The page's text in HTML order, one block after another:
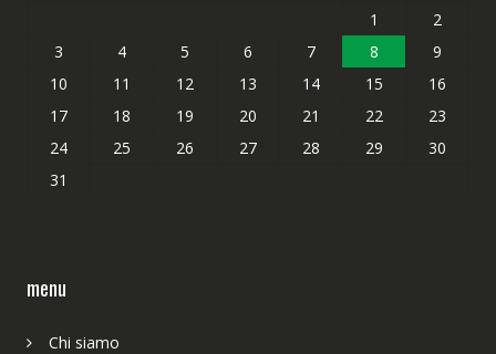
1
2
3
4 5 6 7 8
9
10
11 12 13 14 15
16
17
18 19 20 21 22
23
24
25 26 27 28 29
30
31
menu
Chi siamo